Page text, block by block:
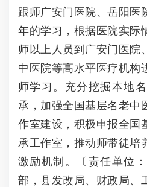
跟师广安门医院、岳阳医
年的学习，根据医院实际
师以上人员到广安门医院
中医院等高水平医疗机构
师学习。充分挖掘本地
承，加强全国基层名老中
作室建设，积极申报全国
承工作室，推动师带徒培
激励机制。〔责任单位
部，县发改局、财政局、